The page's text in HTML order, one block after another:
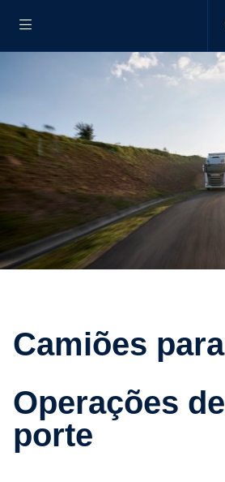
Camiões para
Opera­ções de trans­
porte